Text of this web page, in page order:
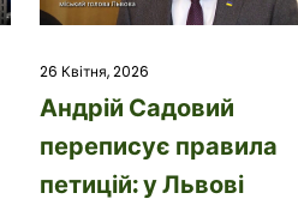
26 Квітня, 2026
Андрій Садовий
переписує правила
петицій: у Львові